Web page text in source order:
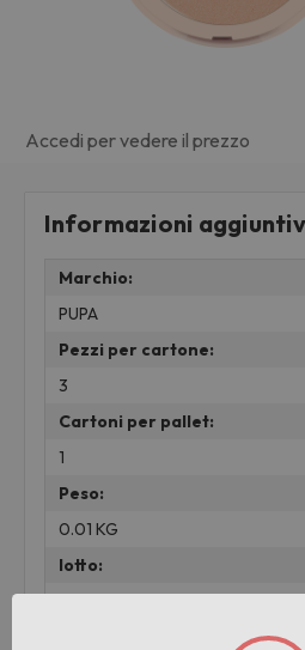
Accedi per vedere il prezzo
Informazioni
Marchio:
PUPA
Pezzi per cartone:
3
Cartoni per pallet:
1
Peso:
0.01 KG
lotto:
001